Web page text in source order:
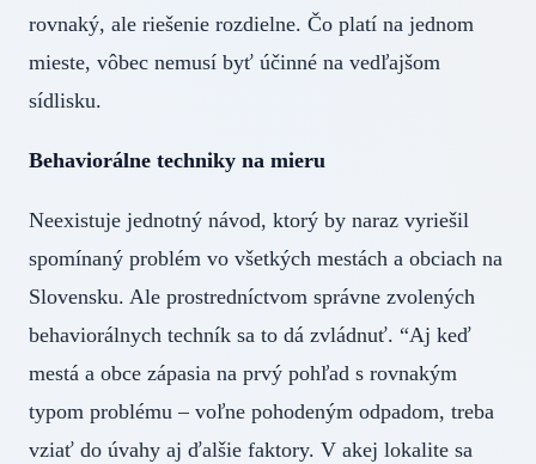
rovnaký, ale riešenie rozdielne. Čo platí na jednom
mieste, vôbec nemusí byť účinné na vedľajšom
sídlisku.
Behaviorálne techniky na mieru
Neexistuje jednotný návod, ktorý by naraz vyriešil
spomínaný problém vo všetkých mestách a obciach na
Slovensku. Ale prostredníctvom správne zvolených
behaviorálnych techník sa to dá zvládnuť. “Aj keď
mestá a obce zápasia na prvý pohľad s rovnakým
typom problému – voľne pohodeným odpadom, treba
vziať do úvahy aj ďalšie faktory. V akej lokalite sa